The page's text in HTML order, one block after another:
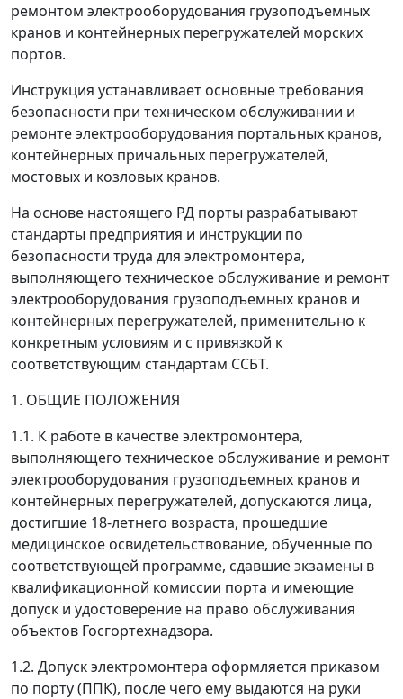
ремонтом электрооборудования грузоподъемных
кранов и контейнерных перегружателей морских
портов.
Инструкция устанавливает основные требования
безопасности при техническом обслуживании и
ремонте электрооборудования портальных кранов,
контейнерных причальных перегружателей,
мостовых и козловых кранов.
На основе настоящего РД порты разрабатывают
стандарты предприятия и инструкции по
безопасности труда для электромонтера,
выполняющего техническое обслуживание и ремонт
электрооборудования грузоподъемных кранов и
контейнерных перегружателей, применительно к
конкретным условиям и с привязкой к
соответствующим стандартам ССБТ.
1. ОБЩИЕ ПОЛОЖЕНИЯ
1.1. К работе в качестве электромонтера,
выполняющего техническое обслуживание и ремонт
электрооборудования грузоподъемных кранов и
контейнерных перегружателей, допускаются лица,
достигшие 18-летнего возраста, прошедшие
медицинское освидетельствование, обученные по
соответствующей программе, сдавшие экзамены в
квалификационной комиссии порта и имеющие
допуск и удостоверение на право обслуживания
объектов Госгортехнадзора.
1.2. Допуск электромонтера оформляется приказом
по порту (ППК), после чего ему выдаются на руки